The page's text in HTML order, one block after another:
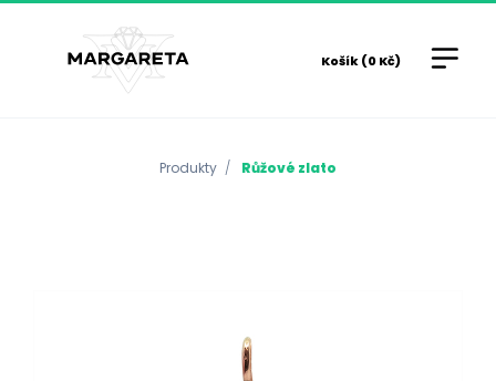
Košík (0 Kč)
Produkty Růžové zlato